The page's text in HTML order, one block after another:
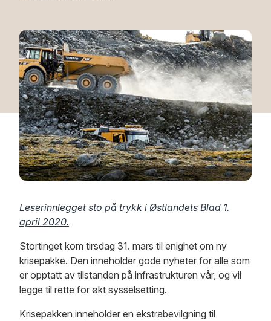
Leserinnlegget sto på trykk i Østlandets Blad 1.
april 2020.
Stortinget kom tirsdag 31. mars til enighet om ny
krisepakke. Den inneholder gode nyheter for alle som
er opptatt av tilstanden på infrastrukturen vår, og vil
legge til rette for økt sysselsetting.
Krisepakken inneholder en ekstrabevilgning til